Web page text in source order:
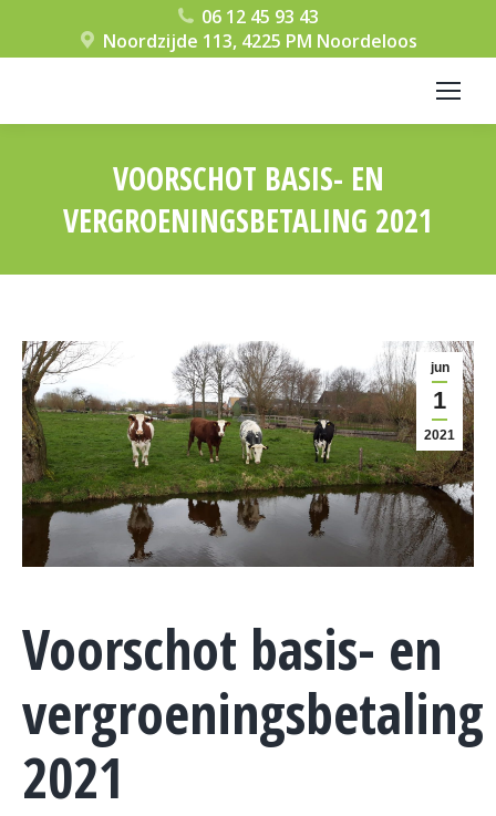
06 12 45 93 43
Noordzijde 113, 4225 PM Noordeloos
VOORSCHOT BASIS- EN
VERGROENINGSBETALING 2021
jun
1
2021
Voorschot basis- en
vergroeningsbetaling
2021